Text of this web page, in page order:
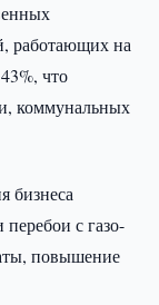
работающих на
что
коммунальных
бизнеса
с газо-
повышение